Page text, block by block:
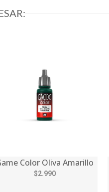
Color Oliva Amarillo
$2.990